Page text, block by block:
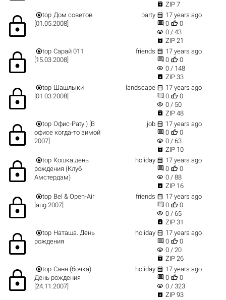
 ZIP 7
lock top Дом советов
[01.05.2008]
party  17 years ago
 0  0
visibility 0 / 43
 ZIP 21
lock top Сарай 011
[15.03.2008]
friends  17 years ago
 0  0
visibility 0 / 148
 ZIP 33
lock top Шашлыки
[01.03.2008]
landscape  17 years ago
 0  0
visibility 0 / 50
 ZIP 48
lock top Офис-Paty:) [В
офисе когда-то зимой
2007]
job  17 years ago
 0  0
visibility 0 / 63
 ZIP 10
lock top Кошка день
рождения (Клуб
Амстердам)
holiday  17 years ago
 0  0
visibility 0 / 88
 ZIP 16
lock top Bel & Open-Air
[aug.2007]
friends  17 years ago
 0  0
visibility 0 / 65
 ZIP 31
lock top Наташа. День
рождения
holiday  17 years ago
 0  0
visibility 0 / 20
 ZIP 26
lock top Саня (бочка)
День рождения
[24.11.2007]
holiday  17 years ago
 0  0
visibility 0 / 323
 ZIP 93